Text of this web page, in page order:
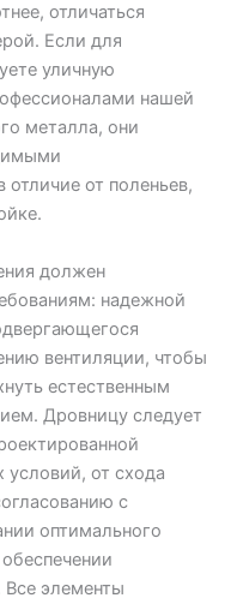
отличаться
Если для
уличную
нашей
металла, они
отличие от поленьев,
должен
надежной
вентиляции, чтобы
естественным
Дровницу следует
от схода
с
оптимального
Все элементы